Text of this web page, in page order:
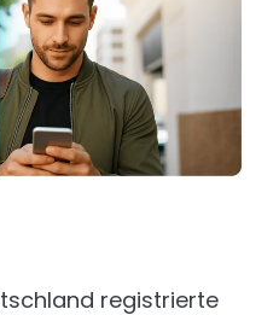
registrierte